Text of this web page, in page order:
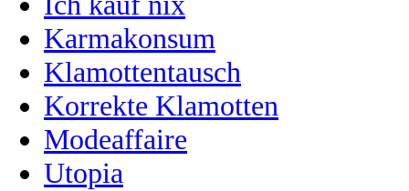
Karmakonsum
Klamottentausch
Korrekte Klamotten
Modeaffaire
Utopia